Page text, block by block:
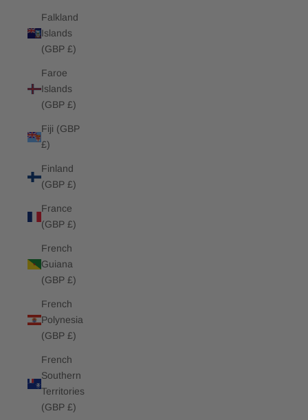
Falkland
Islands
(GBP £)
Faroe
Islands
(GBP £)
Fiji (GBP
£)
Finland
(GBP £)
France
(GBP £)
French
Guiana
(GBP £)
French
Polynesia
(GBP £)
French
Southern
Territories
(GBP £)